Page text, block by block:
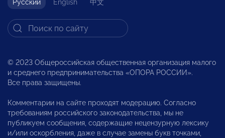
Русский English 中文
© 2023 Общероссийская общественная организация малого
и среднего предпринимательства «ОПОРА РОССИИ».
Все права защищены.
Комментарии на сайте проходят модерацию. Согласно
требованиям российского законодательства, мы не
публикуем сообщения, содержащие нецензурную лексику
и/или оскорбления, даже в случае замены букв точками,